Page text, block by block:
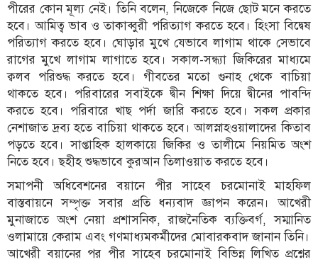
পীরের কোন মূল্য নেই। তিনি বলেন, নিজেকে নিজে ছোট মনে করতে
হবে। আমিত্ব ভাব ও তাকাব্বুরী পরিত্যাগ করতে হবে। হিংসা বিদ্বেষ
পরিত্যাগ করতে হবে। ঘোড়ার মুখে যেভাবে লাগাম থাকে সেভাবে
রাগের মুখে লাগাম লাগাতে হবে। সকাল-সন্ধ্যা জিকিরের মাধ্যমে
ক্বলব পরিশুদ্ধ করতে হবে। গীবতের মতো গুনাহ থেকে বাচিয়া
থাকতে হবে। পরিবারের সবাইকে দ্বীন শিক্ষা দিয়ে দ্বীনের পাবন্দি
করতে হবে। পরিবারে খাছ পর্দা জারি করতে হবে। সকল প্রকার
নেশাজাত দ্রব্য হতে বাচিয়া থাকতে হবে। আলস্নাহওয়ালাদের কিতাব
পড়তে হবে। সাপ্তাহিক হালকায়ে জিকির ও তালীমে নিয়মিত অংশ
নিতে হবে। ছহীহ শুদ্ধভাবে কুরআন তিলাওয়াত করতে হবে।
সমাপনী অধিবেশনের বয়ানে পীর সাহেব চরমোনাই মাহফিল
বাস্তবায়নে সম্পৃক্ত সবার প্রতি ধন্যবাদ জ্ঞাপন করেন। আখেরী
মুনাজাতে অংশ নেয়া প্রশাসনিক, রাজনৈতিক ব্যক্তিবর্গ, সম্মানিত
ওলামায়ে কেরাম এবং গণমাধ্যমকর্মীদের মোবারকবাদ জানান তিনি।
আখেরী বয়ানের পর পীর সাহেব চরমোনাই বিভিন্ন লিখিত প্রশ্নের